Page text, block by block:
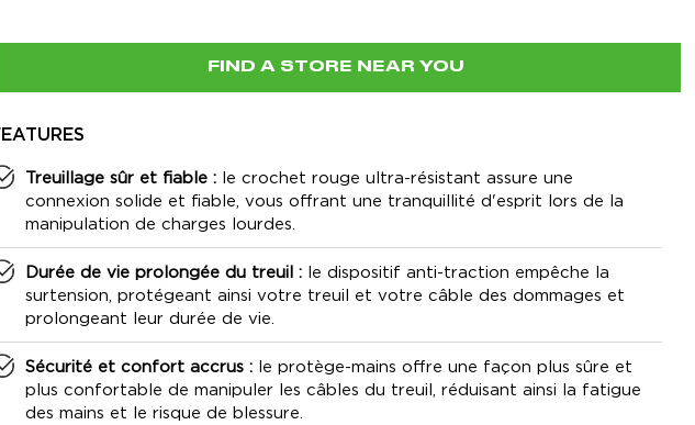
FIND A STORE NEAR YOU
Treuillage sûr et fiable : le crochet rouge ultra-résistant assure une
connexion solide et fiable, vous offrant une tranquillité d'esprit lors de la
manipulation de charges lourdes.
Durée de vie prolongée du treuil : le dispositif anti-traction empêche la
surtension, protégeant ainsi votre treuil et votre câble des dommages et
prolongeant leur durée de vie.
Sécurité et confort accrus : le protège-mains offre une façon plus sûre et
plus confortable de manipuler les câbles du treuil, réduisant ainsi la fatigue
des mains et le risque de blessure.
Keynote (Google I/O '18)